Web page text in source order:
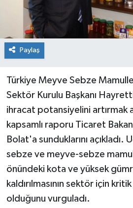
Paylaş
Türkiye Meyve Sebze
Sektör Kurulu Başkanı
ihracat potansiyelini artırmak
kapsamlı raporu Ticaret
Bolat'a sunduklarını açıkladı.
sebze ve meyve-sebze
önündeki kota ve yüksek
kaldırılmasının sektör için
olduğunu vurguladı.